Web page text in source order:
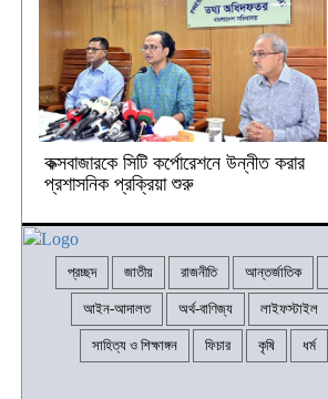
কক্সবাজারকে সিটি কর্পোরেশনে উন্নীত করার
প্রশাসনিক প্রক্রিয়া শুরু
প্রচ্ছদ জাতীয় রাজনীতি আন্তর্জাতিক
আইন-আদালত অর্থ-বাণিজ্য লাইফস্টাইল
সাহিত্য ও শিক্ষাঙ্গন ফিচার কৃষি ধর্ম